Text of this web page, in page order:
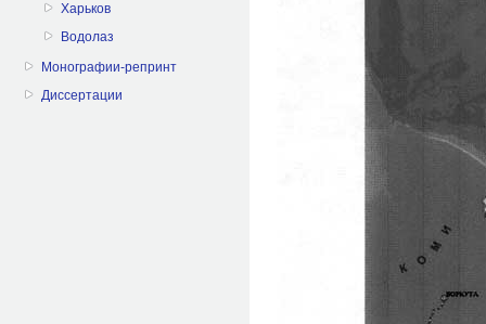
Харьков
Водолаз
Монографии-репринт
Диссертации